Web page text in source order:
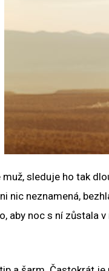
sleduje ho tak
nic neznamená,
aby noc s ní zůstala